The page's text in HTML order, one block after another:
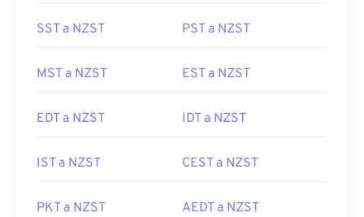
SST a NZST PST a NZST
MST a NZST EST a NZST
EDT a NZST IDT a NZST
IST a NZST CEST a NZST
PKT a NZST AEDT a NZST